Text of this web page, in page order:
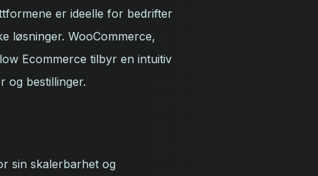
er ideelle for bedrifter
løsninger. WooCommerce,
Ecommerce tilbyr en intuitiv
og bestillinger.
sin skalerbarhet og